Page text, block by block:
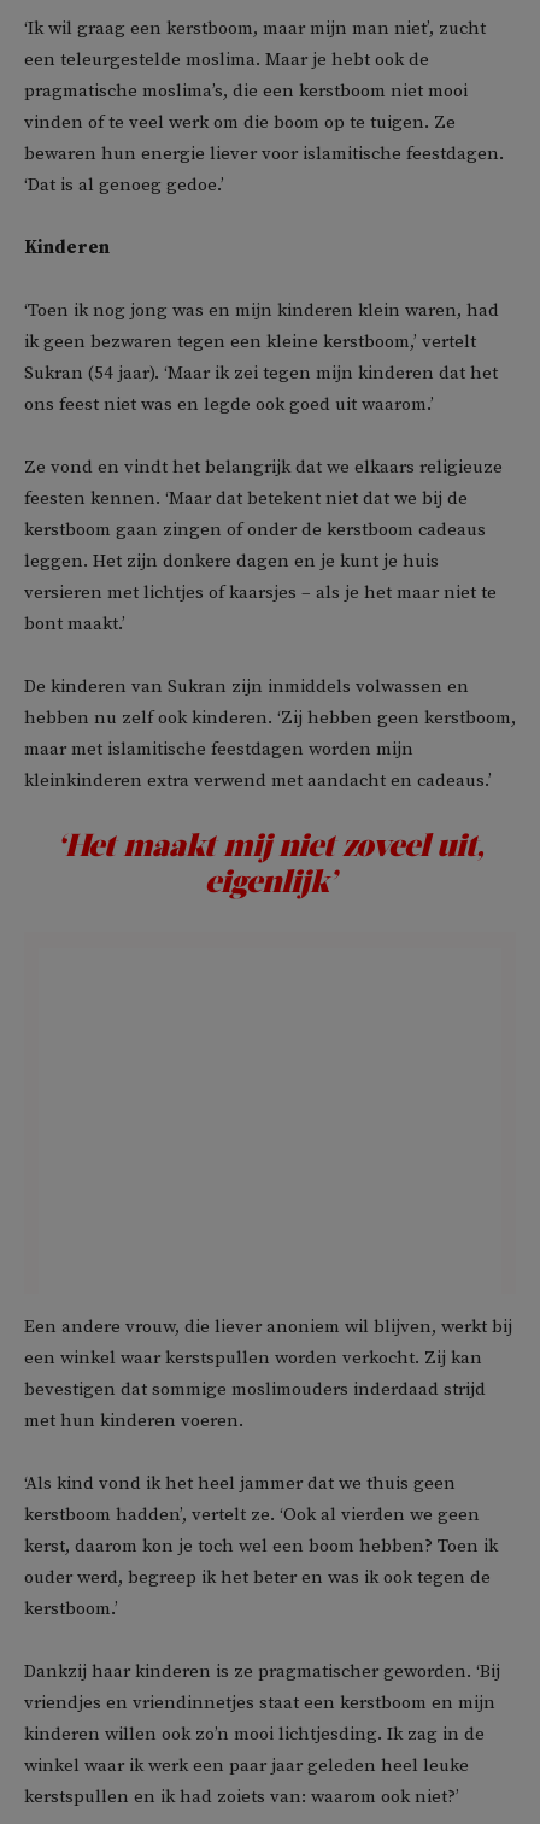
‘Ik wil graag een kerstboom, maar mijn man niet’, zucht
een teleurgestelde moslima. Maar je hebt ook de
pragmatische moslima’s, die een kerstboom niet mooi
vinden of te veel werk om die boom op te tuigen. Ze
bewaren hun energie liever voor islamitische feestdagen.
‘Dat is al genoeg gedoe.’
Kinderen
‘Toen ik nog jong was en mijn kinderen klein waren, had
ik geen bezwaren tegen een kleine kerstboom,’ vertelt
Sukran (54 jaar). ‘Maar ik zei tegen mijn kinderen dat het
ons feest niet was en legde ook goed uit waarom.’
Ze vond en vindt het belangrijk dat we elkaars religieuze
feesten kennen. ‘Maar dat betekent niet dat we bij de
kerstboom gaan zingen of onder de kerstboom cadeaus
leggen. Het zijn donkere dagen en je kunt je huis
versieren met lichtjes of kaarsjes – als je het maar niet te
bont maakt.’
De kinderen van Sukran zijn inmiddels volwassen en
hebben nu zelf ook kinderen. ‘Zij hebben geen kerstboom,
maar met islamitische feestdagen worden mijn
kleinkinderen extra verwend met aandacht en cadeaus.’
‘Het maakt mij niet zoveel uit,
eigenlijk’
Een andere vrouw, die liever anoniem wil blijven, werkt bij
een winkel waar kerstspullen worden verkocht. Zij kan
bevestigen dat sommige moslimouders inderdaad strijd
met hun kinderen voeren.
‘Als kind vond ik het heel jammer dat we thuis geen
kerstboom hadden’, vertelt ze. ‘Ook al vierden we geen
kerst, daarom kon je toch wel een boom hebben? Toen ik
ouder werd, begreep ik het beter en was ik ook tegen de
kerstboom.’
Dankzij haar kinderen is ze pragmatischer geworden. ‘Bij
vriendjes en vriendinnetjes staat een kerstboom en mijn
kinderen willen ook zo’n mooi lichtjesding. Ik zag in de
winkel waar ik werk een paar jaar geleden heel leuke
kerstspullen en ik had zoiets van: waarom ook niet?’